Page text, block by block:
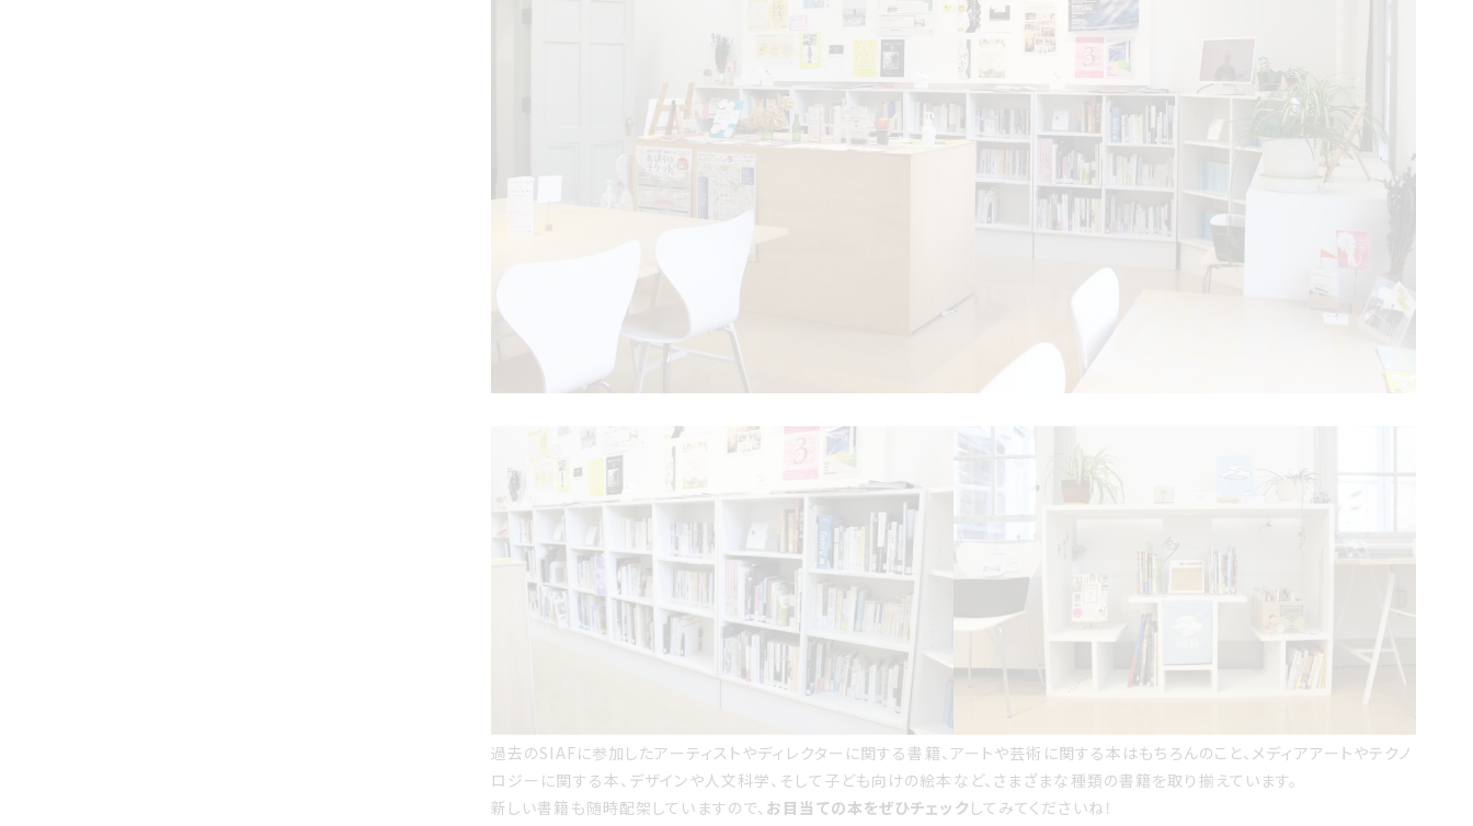
過去のSIAFに参加したアーティストやディレクターに関する書籍、アートや芸術に関する本はもちろんのこと、メディアアートやテクノ
ロジーに関する本、デザインや人文科学、そして子ども向けの絵本など、さまざまな種類の書籍を取り揃えています。
新しい書籍も随時配架していますので、 お目当ての本をぜひチェック してみてくださいね！